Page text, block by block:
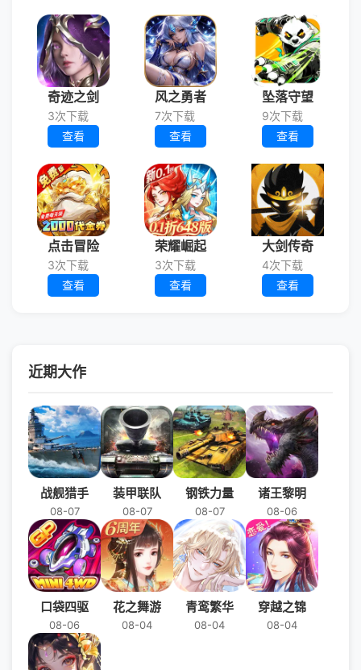
奇迹之剑
3次下载
查看
风之勇者
7次下载
查看
坠落守望
9次下载
查看
点击冒险
3次下载
查看
荣耀崛起
3次下载
查看
大剑传奇
4次下载
查看
近期大作
战舰猎手
08-07
装甲联队
08-07
钢铁力量
08-07
诸王黎明
08-06
口袋四驱
08-06
花之舞游
08-04
青鸾繁华
08-04
穿越之锦
08-04